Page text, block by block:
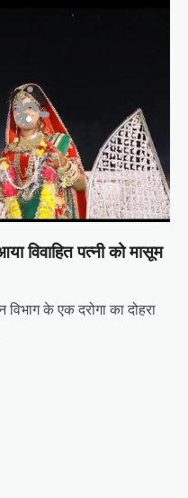
विवाहित पत्नी को मासूम
के एक दरोगा का दोहरा